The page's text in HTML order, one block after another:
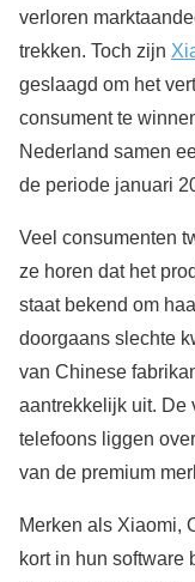
verloren
trekken. Toch zijn
geslaagd om het
consument te
Nederland samen
de periode januari
Veel consumenten
ze horen dat het
staat bekend om
doorgaans slechte
van Chinese
aantrekkelijk uit. De
telefoons liggen
van de premium
Merken als Xiaomi,
kort in hun software